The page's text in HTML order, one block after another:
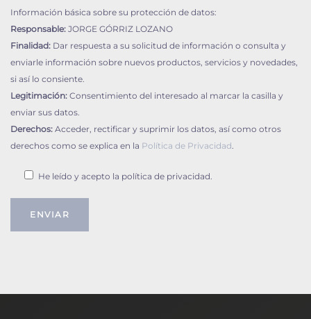
Información básica sobre su protección de datos:
Responsable: JORGE GÓRRIZ LOZANO
Finalidad: Dar respuesta a su solicitud de información o consulta y
enviarle información sobre nuevos productos, servicios y novedades,
si así lo consiente.
Legitimación: Consentimiento del interesado al marcar la casilla y
enviar sus datos.
Derechos: Acceder, rectificar y suprimir los datos, así como otros
derechos como se explica en la Política de Privacidad.
He leído y acepto la política de privacidad.